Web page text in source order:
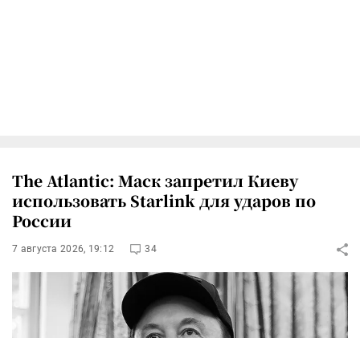
The Atlantic: Маск запретил Киеву
использовать Starlink для ударов по
России
7 августа 2026, 19:12 34